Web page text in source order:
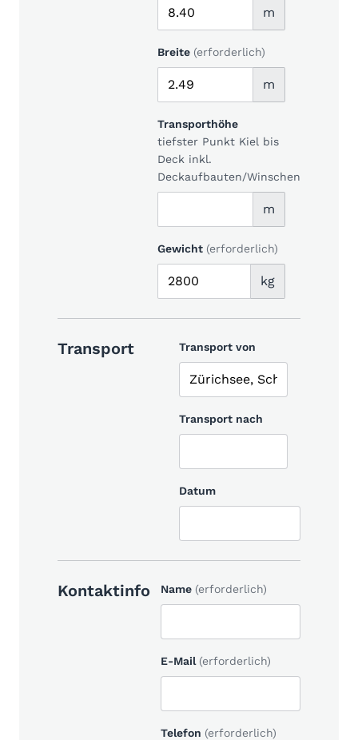
m
Breite (erforderlich)
m
Transporthöhe
tiefster Punkt Kiel bis
Deck inkl.
Deckaufbauten/Winschen
m
Gewicht (erforderlich)
kg
Transport Transport von
Transport nach
Datum
Kontaktinfo Name (erforderlich)
E-Mail (erforderlich)
Telefon (erforderlich)